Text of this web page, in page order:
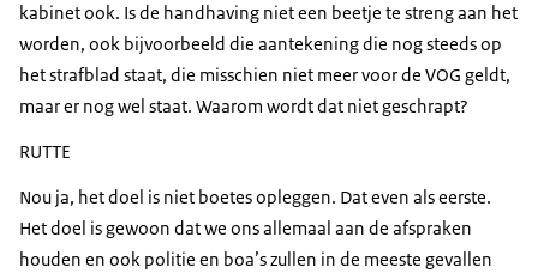
kabinet ook. Is de handhaving niet een beetje te streng aan het
worden, ook bijvoorbeeld die aantekening die nog steeds op
het strafblad staat, die misschien niet meer voor de VOG geldt,
maar er nog wel staat. Waarom wordt dat niet geschrapt?
RUTTE
Nou ja, het doel is niet boetes opleggen. Dat even als eerste.
Het doel is gewoon dat we ons allemaal aan de afspraken
houden en ook politie en boa’s zullen in de meeste gevallen